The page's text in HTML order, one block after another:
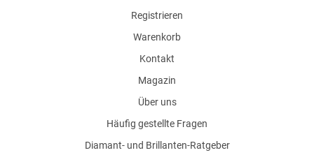
Registrieren
Warenkorb
Kontakt
Magazin
Über uns
Häufig gestellte Fragen
Diamant- und Brillanten-Ratgeber